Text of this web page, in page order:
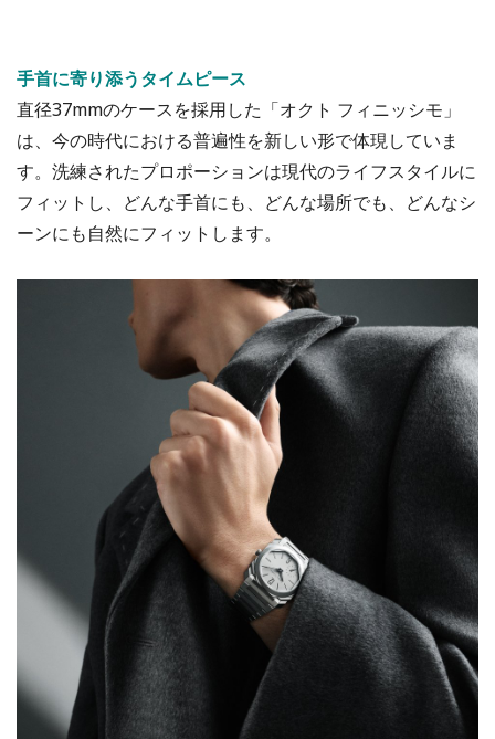
手首に寄り添うタイムピース
直径37mmのケースを採用した「オクト フィニッシモ」
は、今の時代における普遍性を新しい形で体現していま
す。洗練されたプロポーションは現代のライフスタイルに
フィットし、どんな手首にも、どんな場所でも、どんなシ
ーンにも自然にフィットします。